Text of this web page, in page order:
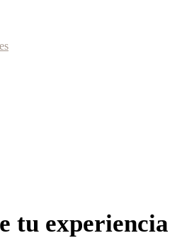
tu experiencia